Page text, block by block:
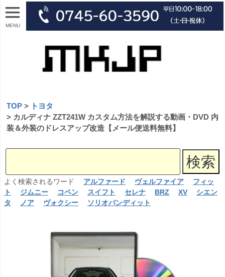
MENU
TOP
トヨタ
カルディナ ZZT241W カスタム方法を解説する動画・DVD 内
装＆外装のドレスアップ改造【メール便送料無料】
よく検索されるワード アルファード ヴェルファイア
フィッ
ト
ジムニー コペン スイフト セレナ BRZ XV
シエン
タ
ノア ヴォクシー ソリオバンディット